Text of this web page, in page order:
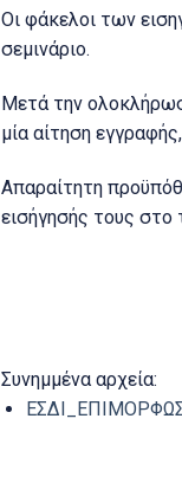
Οι φάκελοι των
σεμινάριο.
Μετά την
μία αίτηση
Απαραίτητη
εισήγησής τους
Συνημμένα αρχεία: